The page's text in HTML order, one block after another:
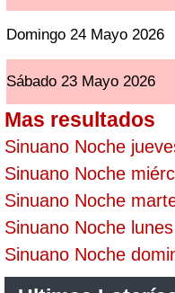
Domingo 24 Mayo 2026
Sábado 23 Mayo 2026
Mas resultados
Sinuano Noche
Sinuano Noche
Sinuano Noche
Sinuano Noche
Sinuano Noche